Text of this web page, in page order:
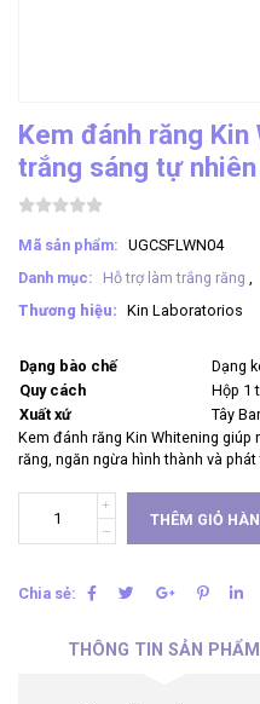
Kem đánh răng
trắng sáng tự
Mã sản phẩm: UGCSFLWN04
Danh mục:
Hỗ trợ làm trắng răng
Thương hiệu: Kin Laboratorios
Dạng bào chế
Dạng
Quy cách
Hộp 1
Xuất xứ
Tây
Kem đánh răng Kin Whitening
răng, ngăn ngừa hình thành và phát
THÊM GIỎ
Chia sẻ:
THÔNG TIN SẢN PHẨM